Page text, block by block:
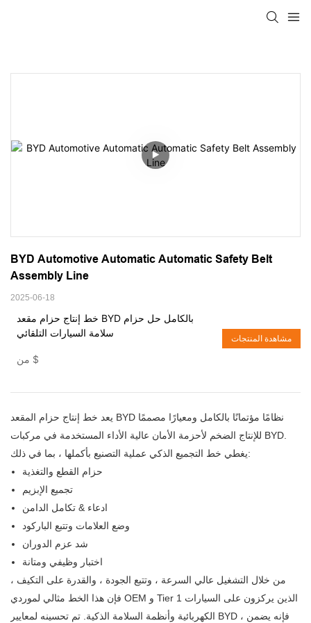
BYD Automotive Automatic Automatic Safety Belt
Assembly Line
2025-06-18
خط إنتاج حزام مقعد BYD بالكامل حل حزام
سلامة السيارات التلقائي
$
مشاهدة المنتجات
يعد خط إنتاج حزام المقعد BYD نظامًا مؤتمانًا بالكامل ومعيارًا مصممًا
للإنتاج الضخم لأحزمة الأمان عالية الأداء المستخدمة في مركبات BYD.
يغطي خط التجميع الذكي عملية التصنيع بأكملها ، بما في ذلك:
حزام القطع والتغذية
تجميع الإبزيم
ادعاء & تكامل الدامن
وضع العلامات وتتبع الباركود
شد عزم الدوران
اختبار وظيفي ومتانة
من خلال التشغيل عالي السرعة ، وتتبع الجودة ، والقدرة على التكيف ،
فإن هذا الخط مثالي لموردي OEM و Tier 1 الذين يركزون على السيارات
الكهربائية وأنظمة السلامة الذكية. تم تحسينه لمعايير BYD ، فإنه يضمن